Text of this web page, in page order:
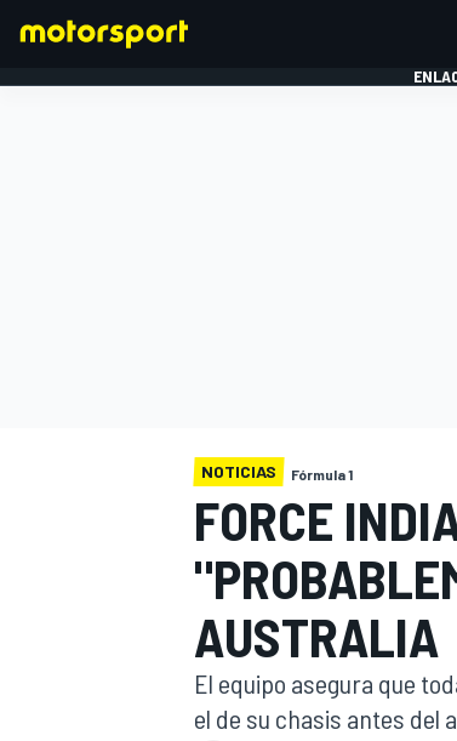
NOTICIAS Fórmula 1
FORCE
AUSTRALIA
El equipo asegura que
el de su chasis antes del